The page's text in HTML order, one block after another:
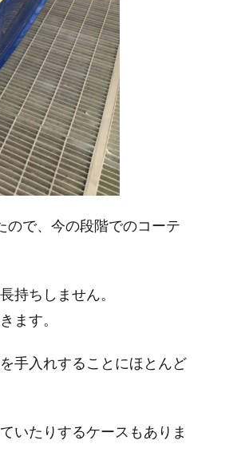
ので、今の段階でのコーテ
持ちしません。
ます。
手入れすることにほとんど
いたりするケースもありま